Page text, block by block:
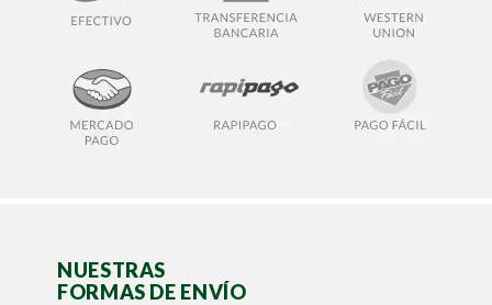
NUESTRAS
FORMAS DE ENVÍO